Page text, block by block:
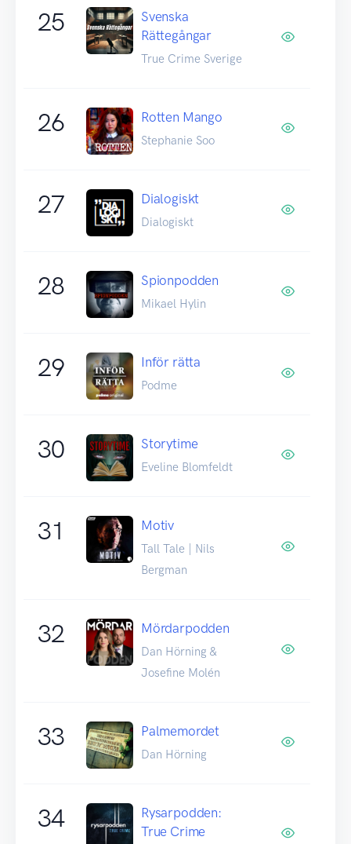
25
Svenska
Rättegångar
True Crime Sverige
26 Rotten Mango
Stephanie Soo
27 Dialogiskt
Dialogiskt
28 Spionpodden
Mikael Hylin
29 Inför rätta
Podme
30 Storytime
Eveline Blomfeldt
31 Motiv
Tall Tale | Nils
Bergman
32 Mördarpodden
Dan Hörning &
Josefine Molén
33 Palmemordet
Dan Hörning
34
Rysarpodden:
True Crime